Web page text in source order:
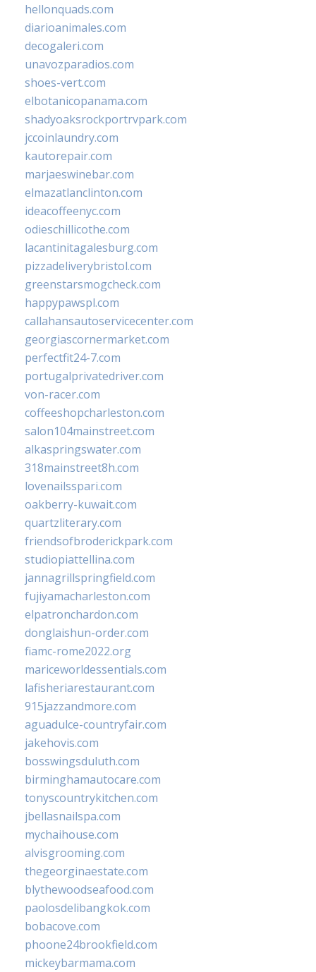
hellonquads.com
diarioanimales.com
decogaleri.com
unavozparadios.com
shoes-vert.com
elbotanicopanama.com
shadyoaksrockportrvpark.com
jccoinlaundry.com
kautorepair.com
marjaeswinebar.com
elmazatlanclinton.com
ideacoffeenyc.com
odieschillicothe.com
lacantinitagalesburg.com
pizzadeliverybristol.com
greenstarsmogcheck.com
happypawspl.com
callahansautoservicecenter.com
georgiascornermarket.com
perfectfit24-7.com
portugalprivatedriver.com
von-racer.com
coffeeshopcharleston.com
salon104mainstreet.com
alkaspringswater.com
318mainstreet8h.com
lovenailsspari.com
oakberry-kuwait.com
quartzliterary.com
friendsofbroderickpark.com
studiopiattellina.com
jannagrillspringfield.com
fujiyamacharleston.com
elpatronchardon.com
donglaishun-order.com
fiamc-rome2022.org
mariceworldessentials.com
lafisheriarestaurant.com
915jazzandmore.com
aguadulce-countryfair.com
jakehovis.com
bosswingsduluth.com
birminghamautocare.com
tonyscountrykitchen.com
jbellasnailspa.com
mychaihouse.com
alvisgrooming.com
thegeorginaestate.com
blythewoodseafood.com
paolosdelibangkok.com
bobacove.com
phoone24brookfield.com
mickeybarmama.com